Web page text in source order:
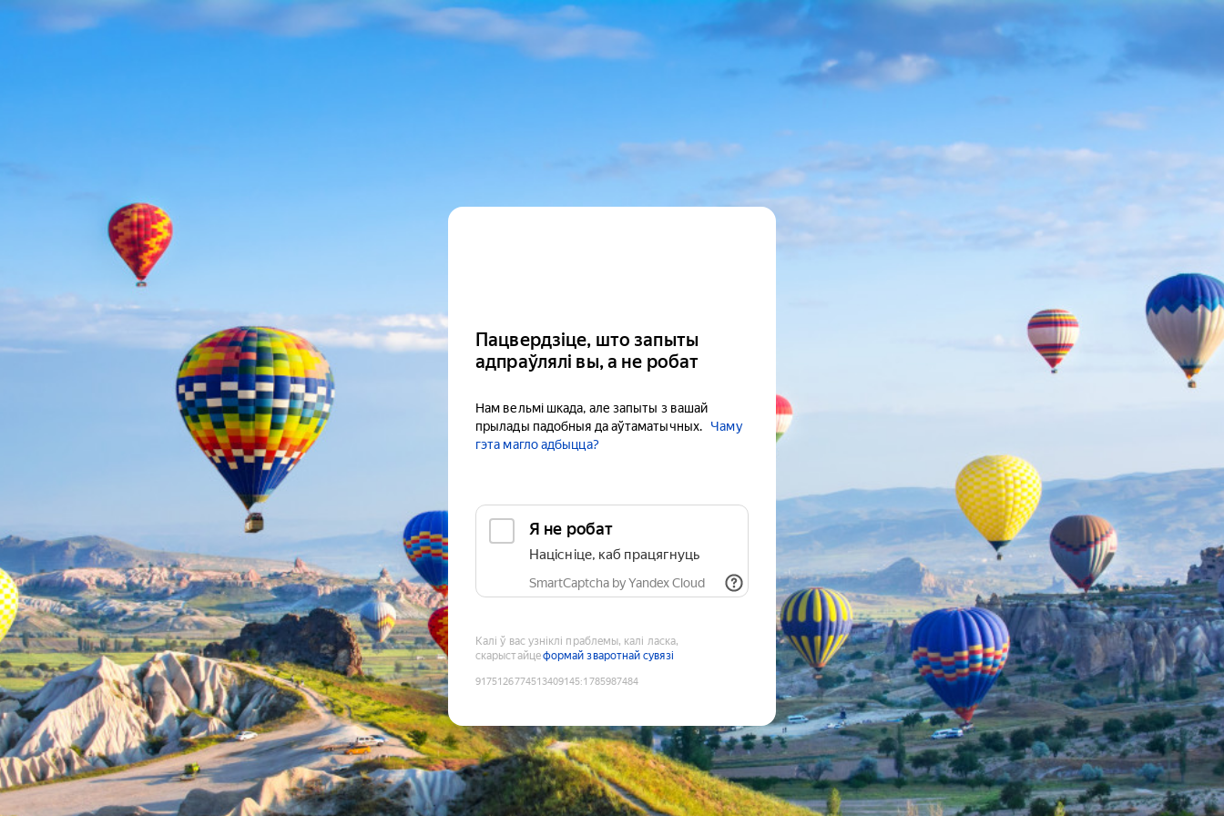
Пацвердзіце, што запыты
адпраўлялі вы, а не робат
Нам вельмі шкада, але запыты з вашай
прылады падобныя да аўтаматычных.
Чаму
гэта магло адбыцца?
Я не робат
Націсніце, каб працягнуць
SmartCaptcha by Yandex Cloud
Калі ў вас узніклі праблемы, калі ласка,
скарыстайцеформай зваротнай сувязі
9175126774513409145:1785987484